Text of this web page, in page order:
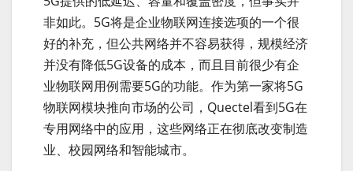
非如此。5G将是企业物联网连接选项的一个很
好的补充，但公共网络并不容易获得，规模经济
并没有降低5G设备的成本，而且目前很少有企
业物联网用例需要5G的功能。作为第一家将5G
物联网模块推向市场的公司，Quectel看到5G在
专用网络中的应用，这些网络正在彻底改变制造
业、校园网络和智能城市。